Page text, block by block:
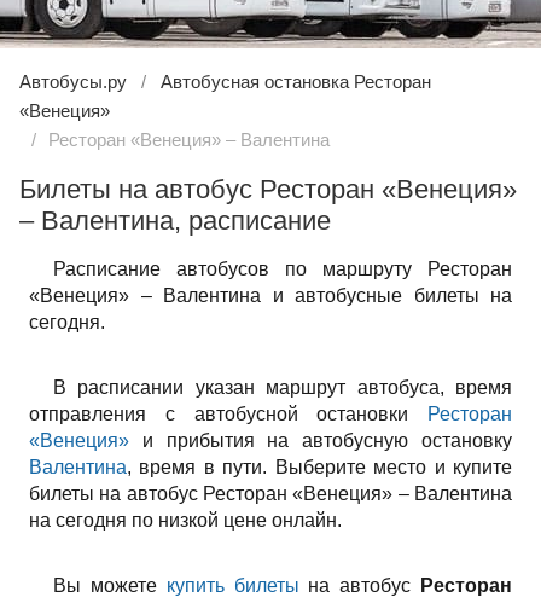
Автобусы.ру
Автобусная остановка Ресторан
«Венеция»
Ресторан «Венеция» – Валентина
Билеты на автобус Ресторан «Венеция»
– Валентина, расписание
Расписание автобусов по маршруту Ресторан
«Венеция» – Валентина и автобусные билеты на
сегодня.
В расписании указан маршрут автобуса, время
отправления с автобусной остановки
Ресторан
«Венеция» и прибытия на автобусную остановку
Валентина, время в пути. Выберите место и купите
билеты на автобус Ресторан «Венеция» – Валентина
на сегодня по низкой цене онлайн.
Вы можете купить билеты на автобус
Ресторан